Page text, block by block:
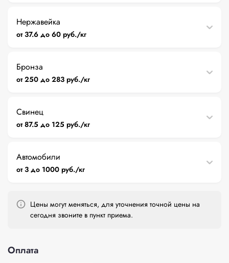
Нержавейка
от 37.6 до 60 руб./кг
Бронза
от 250 до 283 руб./кг
Свинец
от 87.5 до 125 руб./кг
Автомобили
от 3 до 1000 руб./кг
Цены могут меняться, для уточнения точной цены на
сегодня звоните в пункт приема.
Оплата